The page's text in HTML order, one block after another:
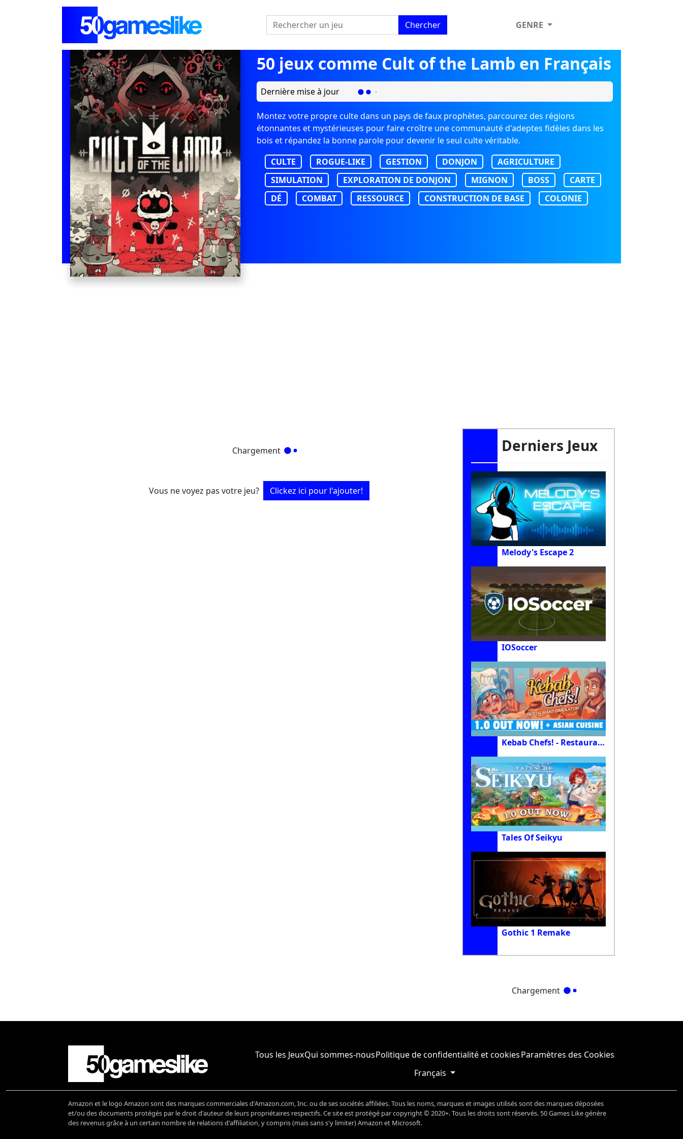
Chercher GENRE
50 jeux comme Cult of the Lamb en Français
Dernière mise à jour
Montez votre propre culte dans un pays de faux prophètes, parcourez des régions
étonnantes et mystérieuses pour faire croître une communauté d'adeptes fidèles dans les
bois et répandez la bonne parole pour devenir le seul culte véritable.
CULTE
ROGUE-LIKE GESTION DONJON
AGRICULTURE
SIMULATION
EXPLORATION DE DONJON MIGNON BOSS
CARTE
DÉ
COMBAT RESSOURCE CONSTRUCTION DE BASE COLONIE
Chargement
Vous ne voyez pas votre jeu? Clickez ici pour l'ajouter!
Derniers Jeux
Melody's Escape 2
IOSoccer
Kebab Chefs! - Restaurant Simulator
Tales Of Seikyu
Gothic 1 Remake
Chargement
Tous les JeuxQui sommes-nousPolitique de confidentialité et cookiesParamètres des Cookies
Français
Amazon et le logo Amazon sont des marques commerciales d'Amazon.com, Inc. ou de ses sociétés affiliées. Tous les noms, marques et images utilisés sont des marques déposées
et/ou des documents protégés par le droit d'auteur de leurs propriétaires respectifs. Ce site est protégé par copyright © 2020+. Tous les droits sont réservés. 50 Games Like génère
des revenus grâce à un certain nombre de relations d'affiliation, y compris (mais sans s'y limiter) Amazon et Microsoft.